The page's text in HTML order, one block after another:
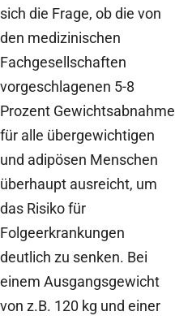
sich die Frage, ob die von
den medizinischen
Fachgesellschaften
vorgeschlagenen 5-8
Prozent Gewichtsabnahme
für alle übergewichtigen
und adipösen Menschen
überhaupt ausreicht, um
das Risiko für
Folgeerkrankungen
deutlich zu senken. Bei
einem Ausgangsgewicht
von z.B. 120 kg und einer